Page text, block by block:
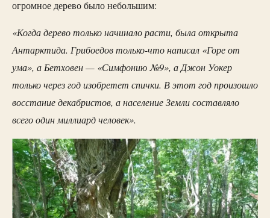
огромное дерево было небольшим:
«Когда дерево только начинало расти, была открыта
Антарктида. Грибоедов только-что написал «Горе от
ума», а Бетховен — «Симфонию №9», а Джон Уокер
только через год изобретет спички. В этот год произошло
восстание декабристов, а население Земли составляло
всего один миллиард человек».